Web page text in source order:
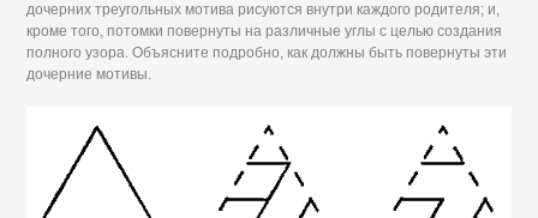
дочерних треугольных мотива рисуются внутри каждого родителя; и,
кроме того, потомки повернуты на различные углы с целью создания
полного узора. Объясните подробно, как должны быть повернуты эти
дочерние мотивы.